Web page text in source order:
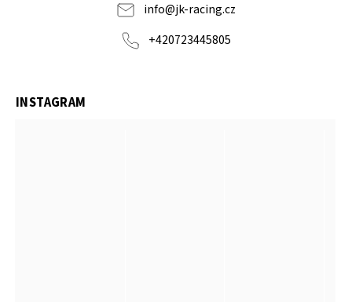
info@jk-racing.cz
+420723445805
INSTAGRAM